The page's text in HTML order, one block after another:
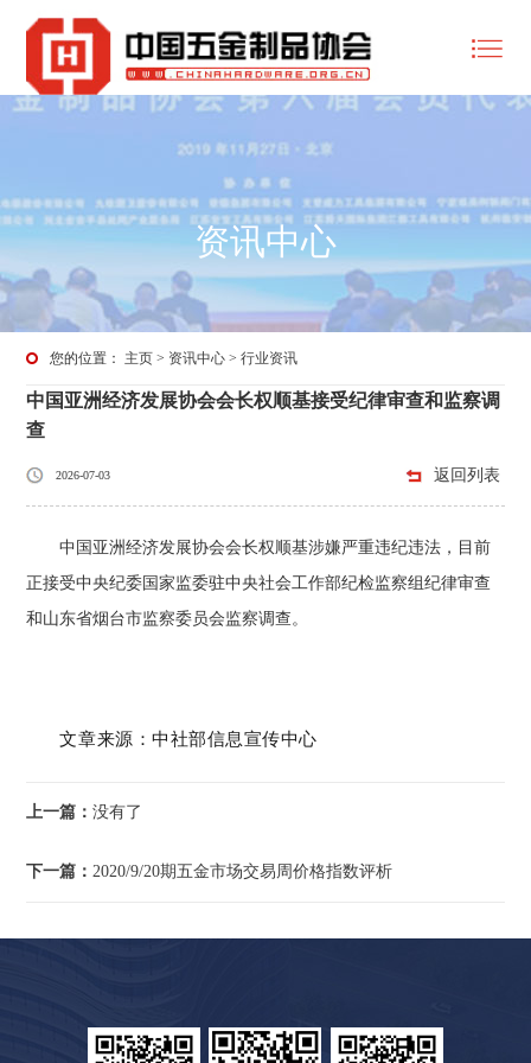
资讯中心
您的位置： 主页 > 资讯中心 >行业资讯
中国亚洲经济发展协会会长权顺基接受纪律审查和监察调
查
2026-07-03 返回列表
中国亚洲经济发展协会会长权顺基涉嫌严重违纪违法，目前
正接受中央纪委国家监委驻中央社会工作部纪检监察组纪律审查
和山东省烟台市监察委员会监察调查。
文章来源：中社部信息宣传中心
上一篇：没有了
下一篇：2020/9/20期五金市场交易周价格指数评析